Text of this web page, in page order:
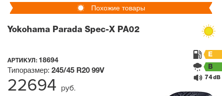
Похожие товары
Yokohama Parada Spec-X PA02
АРТИКУЛ: 18694
Типоразмер: 245/45 R20 99V
E
B
74dB
22694 руб.